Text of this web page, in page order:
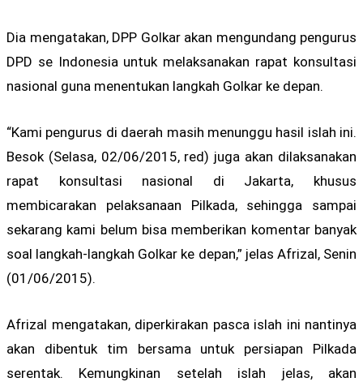
Dia mengatakan, DPP Golkar akan mengundang pengurus
DPD se Indonesia untuk melaksanakan rapat konsultasi
nasional guna menentukan langkah Golkar ke depan.
“Kami pengurus di daerah masih menunggu hasil islah ini.
Besok (Selasa, 02/06/2015, red) juga akan dilaksanakan
rapat konsultasi nasional di Jakarta, khusus
membicarakan pelaksanaan Pilkada, sehingga sampai
sekarang kami belum bisa memberikan komentar banyak
soal langkah-langkah Golkar ke depan,” jelas Afrizal, Senin
(01/06/2015).
Afrizal mengatakan, diperkirakan pasca islah ini nantinya
akan dibentuk tim bersama untuk persiapan Pilkada
serentak. Kemungkinan setelah islah jelas, akan